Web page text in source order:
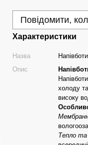
Повідомити,
Характеристики
Назва
Опис
холоду
високу
Тепло